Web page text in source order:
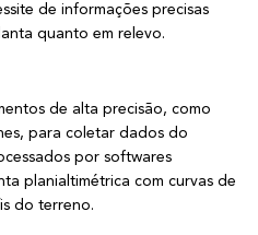
de informações precisas
quanto em relevo.
de alta precisão, como
para coletar dados do
por softwares
planialtimétrica com curvas de
do terreno.